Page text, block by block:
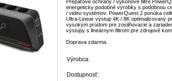
Prepäťové ochrany / výkonové filtre
energeticky podobné výrobky s podobnou
/ video systémov. PowerQuest 2 ponúka
Ultra-Linear výstup 4K / 8K optimalizovaný
vysokým prúdom pre zosilňovacie a
výstupy s lineárnym filtrom pre zdrojové
Doprava zdarma.
Výrobca:
Dostupnosť: